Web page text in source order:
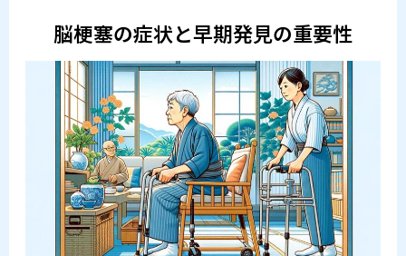
脳梗塞の症状と早期発見の重要性